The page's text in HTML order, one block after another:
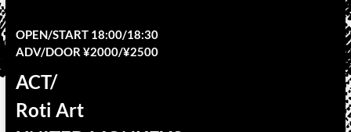
OPEN/START 18:00/18:30
ADV/DOOR ¥2000/¥2500
ACT/
Roti Art